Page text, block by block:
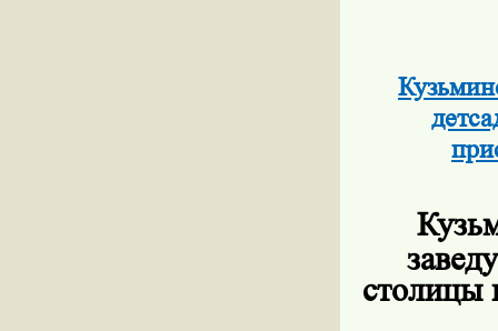
столицы